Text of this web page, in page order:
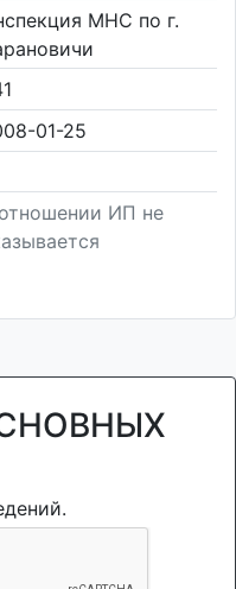
МНС по г.
01-25
ИП не